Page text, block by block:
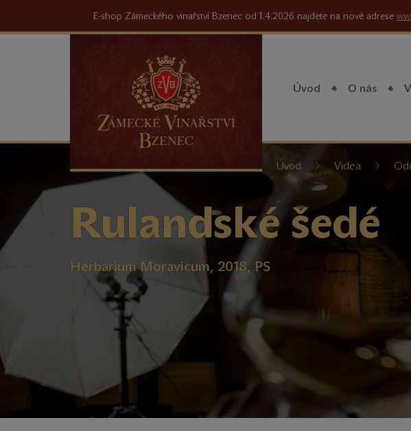
E-shop Zámeckého vinařství Bzenec od 1.4.2026 najdete na nové adrese
Úvod O nás
Nacházíte
zde:
Úvod Videa
Rulandské šedé
Herbarium Moravicum, 2018, PS